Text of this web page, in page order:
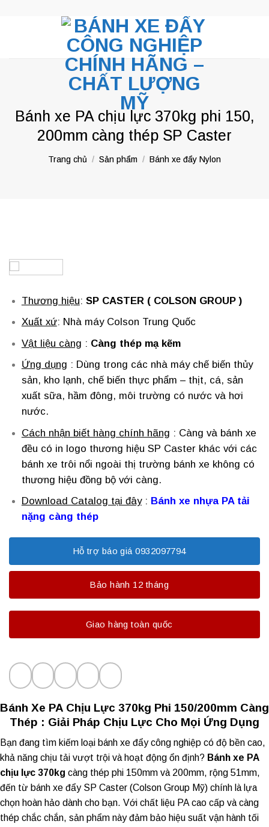
Bánh xe PA chịu lực 370kg phi 150,
200mm càng thép SP Caster
Trang chủ / Sản phẩm / Bánh xe đẩy Nylon
Thương hiệu: SP CASTER ( COLSON GROUP )
Xuất xứ: Nhà máy Colson Trung Quốc
Vật liệu càng : Càng thép mạ kẽm
Ứng dụng : Dùng trong các nhà máy chế biến thủy
sản, kho lạnh, chế biến thực phẩm – thịt, cá, sản
xuất sữa, hầm đông, môi trường có nước và hơi
nước.
Cách nhận biết hàng chính hãng : Càng và bánh xe
đều có in logo thương hiệu SP Caster khác với các
bánh xe trôi nổi ngoài thị trường bánh xe không có
thương hiệu đồng bộ với càng.
Download Catalog tại đây: Bánh xe nhựa PA tải
nặng càng thép
Hỗ trợ báo giá 0932097794
Bảo hành 12 tháng
Giao hàng toàn quốc
Bánh Xe PA Chịu Lực 370kg Phi 150/200mm Càng
Thép : Giải Pháp Chịu Lực Cho Mọi Ứng Dụng
Bạn đang tìm kiếm loại bánh xe đẩy công nghiệp có độ bền cao,
khả năng chịu tải vượt trội và hoạt động ổn định? Bánh xe PA
chịu lực 370kg càng thép phi 150mm và 200mm, rộng 51mm,
đến từ bánh xe đẩy SP Caster (Colson Group Mỹ) chính là lựa
chọn hoàn hảo dành cho bạn. Với chất liệu PA cao cấp và càng
thép chắc chắn, sản phẩm này đảm bảo hiệu suất vận hành tối